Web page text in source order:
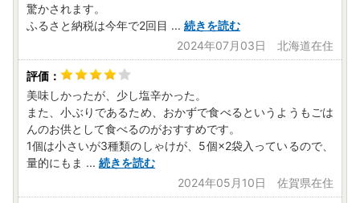
驚かされます。
ふるさと納税は今年で2回目 ... 続きを読む
2024年07月03日 北海道在住
美味しかったが、少し塩辛かった。
また、小ぶりであるため、おかずで食べるというようもごは
んのお供として食べるのがおすすめです。
1個は小さいが3種類のしゃけが、5個×2袋入っているので、
量的にもま ... 続きを読む
2024年05月10日 佐賀県在住